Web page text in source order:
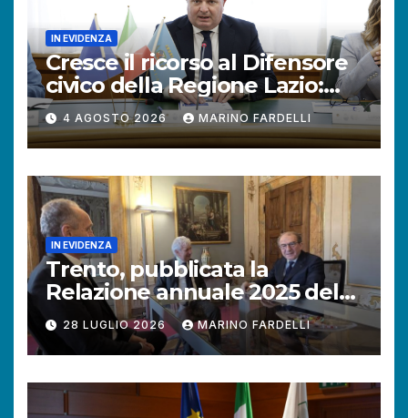
IN EVIDENZA
Cresce il ricorso al Difensore
civico della Regione Lazio:
+121% di istanze rispetto al
2025.
4 AGOSTO 2026 MARINO FARDELLI
IN EVIDENZA
Trento, pubblicata la
Relazione annuale 2025 del
Difensore civico della
Provincia autonoma.
28 LUGLIO 2026 MARINO FARDELLI